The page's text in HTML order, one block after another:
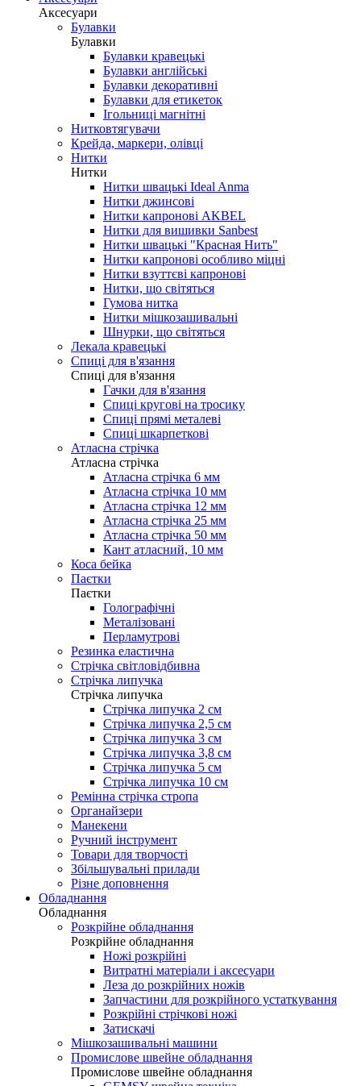
Аксесуари
Булавки
Булавки
Булавки кравецькі
Булавки англійські
Булавки декоративні
Булавки для етикеток
Ігольниці магнітні
Нитковтягувачи
Крейда, маркери, олівці
Нитки
Нитки
Нитки швацькі Ideal Anma
Нитки джинсові
Нитки капронові AKBEL
Нитки для вишивки Sanbest
Нитки швацькі "Красная Нить"
Нитки капронові особливо міцні
Нитки взуттєві капронові
Нитки, що світяться
Гумова нитка
Нитки мішкозашивальні
Шнурки, що світяться
Лекала кравецькі
Cпиці для в'язання
Cпиці для в'язання
Гачки для в'язання
Спиці кругові на тросику
Спиці прямі металеві
Спиці шкарпеткові
Атласна стрічка
Атласна стрічка
Атласна стрічка 6 мм
Атласна стрічка 10 мм
Атласна стрічка 12 мм
Атласна стрічка 25 мм
Атласна стрічка 50 мм
Кант атласний, 10 мм
Коса бейка
Паєтки
Паєтки
Голографічні
Металізовані
Перламутрові
Резинка еластична
Стрічка світловідбивна
Стрічка липучка
Стрічка липучка
Стрічка липучка 2 см
Стрічка липучка 2,5 см
Стрічка липучка 3 см
Стрічка липучка 3,8 см
Стрічка липучка 5 см
Стрічка липучка 10 см
Ремінна стрічка стропа
Органайзери
Манекени
Ручний інструмент
Товари для творчості
Збільшувальні прилади
Різне доповнення
Обладнання
Обладнання
Розкрійне обладнання
Розкрійне обладнання
Ножі розкрійні
Витратні матеріали і аксесуари
Леза до розкрійних ножів
Запчастини для розкрійного устаткування
Розкрійні стрічкові ножі
Затискачі
Мішкозашивальні машини
Промислове швейне обладнання
Промислове швейне обладнання